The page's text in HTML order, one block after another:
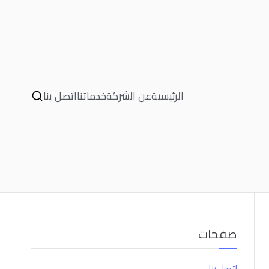
الرئيسيةعن الشركةخدماتنااتصل بنا
صفحات